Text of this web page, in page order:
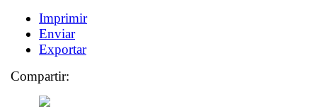
Imprimir
Enviar
Exportar
Compartir: